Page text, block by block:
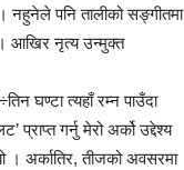
पनि तालीको सङ्गीतमा
। आखिर नृत्य उन्मुक्त
घण्टा त्यहाँ रम्न पाउँदा
गर्नु मेरो अर्को उद्देश्य
। अर्कातिर, तीजको अवसरमा